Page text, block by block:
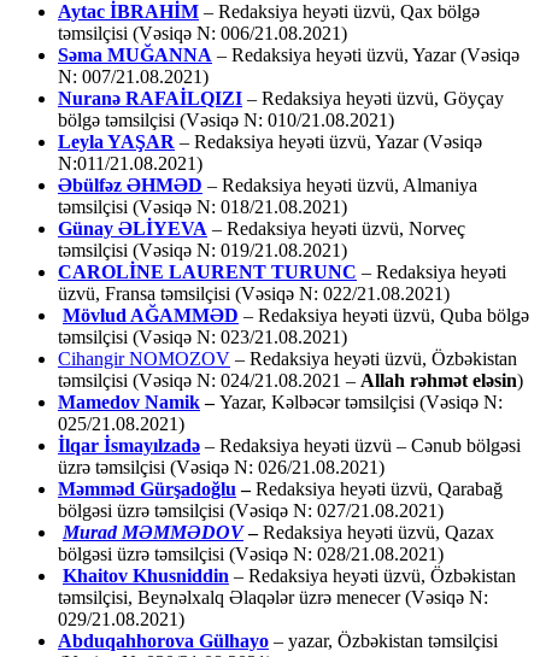
Aytac İBRAHİM – Redaksiya heyəti üzvü, Qax bölgə
təmsilçisi (Vəsiqə N: 006/21.08.2021)
Səma MUĞANNA – Redaksiya heyəti üzvü, Yazar (Vəsiqə
N: 007/21.08.2021)
Nuranə RAFAİLQIZI – Redaksiya heyəti üzvü, Göyçay
bölgə təmsilçisi (Vəsiqə N: 010/21.08.2021)
Leyla YAŞAR – Redaksiya heyəti üzvü, Yazar (Vəsiqə
N:011/21.08.2021)
Əbülfəz ƏHMƏD – Redaksiya heyəti üzvü, Almaniya
təmsilçisi (Vəsiqə N: 018/21.08.2021)
Günay ƏLİYEVA – Redaksiya heyəti üzvü, Norveç
təmsilçisi (Vəsiqə N: 019/21.08.2021)
CAROLİNE LAURENT TURUNC – Redaksiya heyəti
üzvü, Fransa təmsilçisi (Vəsiqə N: 022/21.08.2021)
Mövlud AĞAMMƏD – Redaksiya heyəti üzvü, Quba bölgə
təmsilçisi (Vəsiqə N: 023/21.08.2021)
Cihangir NOMOZOV – Redaksiya heyəti üzvü, Özbəkistan
təmsilçisi (Vəsiqə N: 024/21.08.2021 – Allah rəhmət eləsin)
Mamedov Namik–Yazar, Kəlbəcər təmsilçisi (Vəsiqə N:
025/21.08.2021)
İlqar İsmayılzadə – Redaksiya heyəti üzvü – Cənub bölgəsi
üzrə təmsilçisi (Vəsiqə N: 026/21.08.2021)
Məmməd Gürşadoğlu –Redaksiya heyəti üzvü, Qarabağ
bölgəsi üzrə təmsilçisi (Vəsiqə N: 027/21.08.2021)
Murad MƏMMƏDOV –Redaksiya heyəti üzvü, Qazax
bölgəsi üzrə təmsilçisi (Vəsiqə N: 028/21.08.2021)
Khaitov Khusniddin – Redaksiya heyəti üzvü, Özbəkistan
təmsilçisi, Beynəlxalq Əlaqələr üzrə menecer (Vəsiqə N:
029/21.08.2021)
Abduqahhorova Gülhayo – yazar, Özbəkistan təmsilçisi